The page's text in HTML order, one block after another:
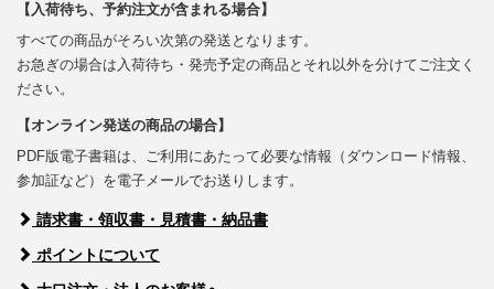
【入荷待ち、予約注文が含まれる場合】
すべての商品がそろい次第の発送となります。
お急ぎの場合は入荷待ち・発売予定の商品とそれ以外を分けてご注文く
ださい。
【オンライン発送の商品の場合】
PDF版電子書籍は、ご利用にあたって必要な情報（ダウンロード情報、
参加証など）を電子メールでお送りします。
請求書・領収書・見積書・納品書
ポイントについて